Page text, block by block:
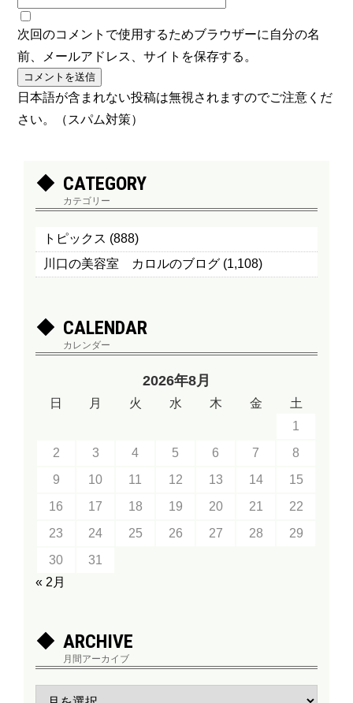
次回のコメントで使用するためブラウザーに自分の名
前、メールアドレス、サイトを保存する。
日本語が含まれない投稿は無視されますのでご注意くだ
さい。（スパム対策）
CATEGORY
カテゴリー
トピックス (888)
川口の美容室 カロルのブログ (1,108)
CALENDAR
カレンダー
2026年8月
日 月 火 水 木 金
土
1
2
3 4 5 6 7
8
9
10 11 12 13 14
15
16
17 18 19 20 21
22
23
24 25 26 27 28
29
30
31
« 2月
ARCHIVE
月間アーカイブ